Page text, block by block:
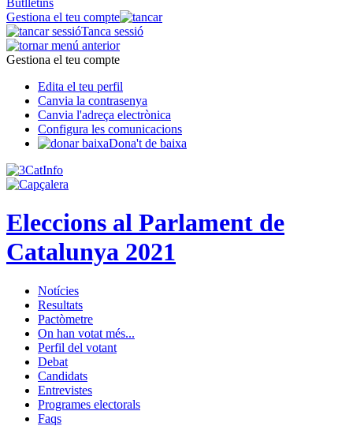
Butlletins
Gestiona el teu compte
Tanca sessió
Gestiona el teu compte
Edita el teu perfil
Canvia la contrasenya
Canvia l'adreça electrònica
Configura les comunicacions
Dona't de baixa
Eleccions al Parlament de
Catalunya 2021
Notícies
Resultats
Pactòmetre
On han votat més...
Perfil del votant
Debat
Candidats
Entrevistes
Programes electorals
Faqs